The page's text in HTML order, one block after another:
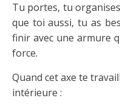
Tu portes, tu
que toi aussi, tu as
finir avec une armure
force.
Quand cet axe te
intérieure :